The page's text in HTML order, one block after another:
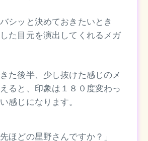
シッと決めておきたいとき
た目元を演出してくれるメガ
た後半、少し抜けた感じのメ
ると、印象は１８０度変わっ
感じになります。
ほどの星野さんですか？」